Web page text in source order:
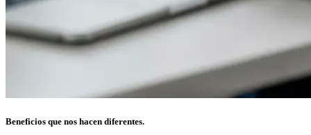
Beneficios que nos hacen diferentes.